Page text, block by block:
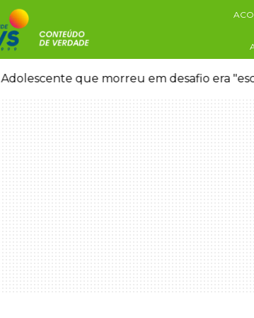
Adolescente que morreu em desafio era